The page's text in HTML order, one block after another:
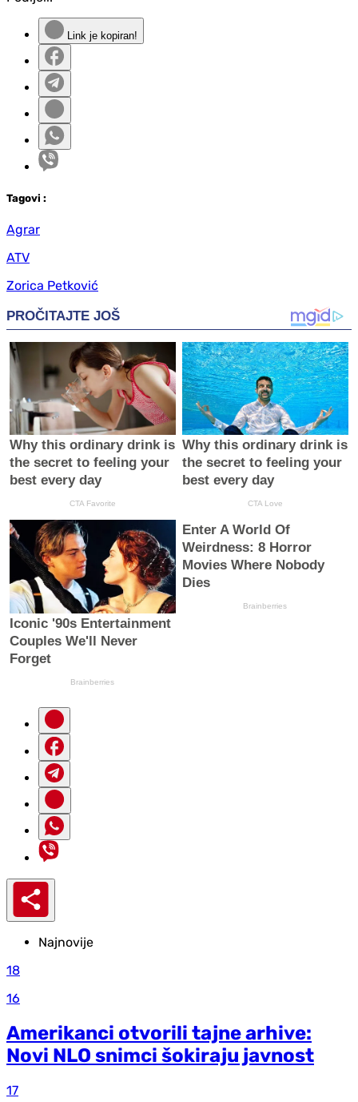
Link je kopiran!
Tagovi :
Agrar
ATV
Zorica Petković
Najnovije
18
16
Amerikanci otvorili tajne arhive:
Novi NLO snimci šokiraju javnost
17